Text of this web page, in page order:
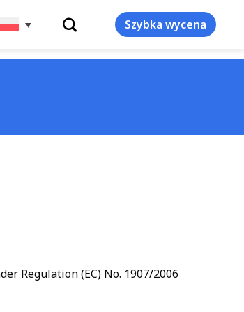
WYSZUKIWARKA
Szybka wycena
Regulation (EC) No. 1907/2006